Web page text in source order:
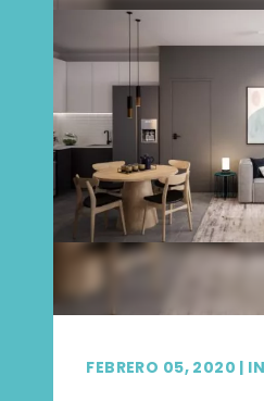
FEBRERO 05, 2020 |